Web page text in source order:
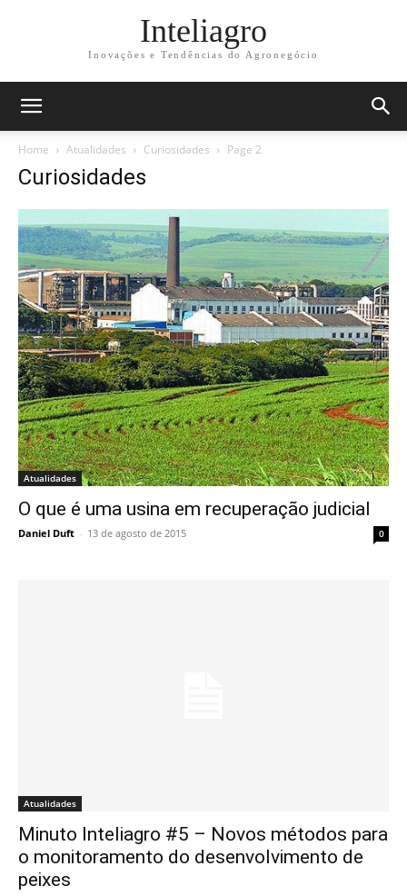
Inteliagro
Inovações e Tendências do Agronegócio
Home Atualidades Curiosidades Page 2
Curiosidades
Atualidades
O que é uma usina em recuperação judicial
Daniel Duft - 13 de agosto de 2015 0
Atualidades
Minuto Inteliagro #5 – Novos métodos para
o monitoramento do desenvolvimento de
peixes